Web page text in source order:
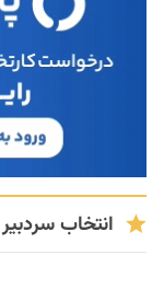
انتخاب سردبیر